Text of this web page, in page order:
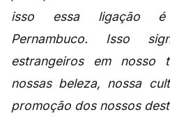
isso essa ligação é
Pernambuco. Isso
estrangeiros em nosso
nossas beleza, nossa
promoção dos nossos